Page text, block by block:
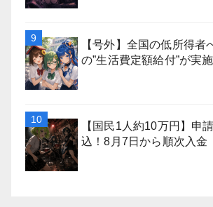
【号外】全国の低所得者
の”生活費定額給付”が実
【国民1人約10万円】申
込！8月7日から順次入金